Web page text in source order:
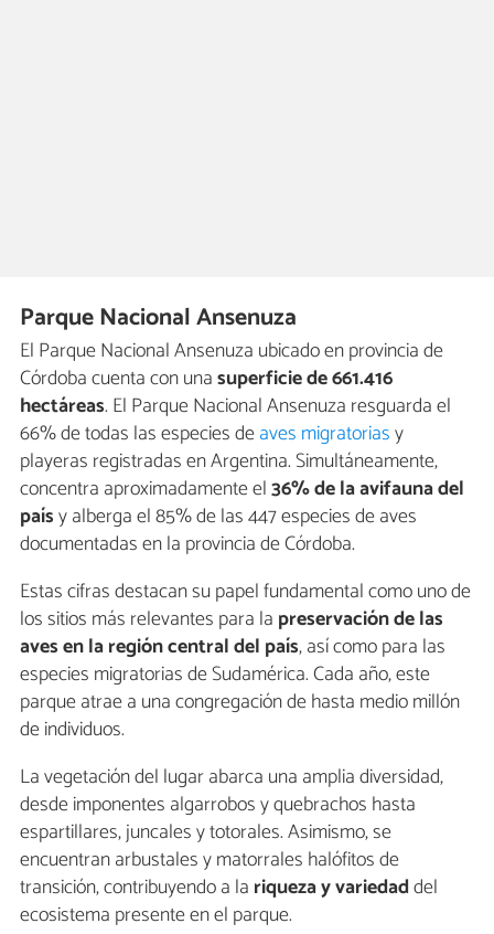
Parque Nacional Ansenuza
El Parque Nacional Ansenuza ubicado en provincia de
Córdoba cuenta con unasuperficie de 661.416
hectáreas. El Parque Nacional Ansenuza resguarda el
66% de todas las especies deaves migratoriasy
playeras registradas en Argentina. Simultáneamente,
concentra aproximadamente el36% de la avifauna del
paísy alberga el 85% de las 447 especies de aves
documentadas en la provincia de Córdoba.
Estas cifras destacan su papel fundamental como uno de
los sitios más relevantes para la preservación de las
aves en la región central del país, así como para las
especies migratorias de Sudamérica. Cada año, este
parque atrae a una congregación de hasta medio millón
de individuos.
La vegetación del lugar abarca una amplia diversidad,
desde imponentes algarrobos y quebrachos hasta
espartillares, juncales y totorales. Asimismo, se
encuentran arbustales y matorrales halófitos de
transición, contribuyendo a la riqueza y variedaddel
ecosistema presente en el parque.